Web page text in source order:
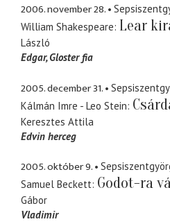
2006. november 28.
William Shakespeare Lear
László
Edgar Gloster fia
2005. december 31.
Kálmán Imre - Leo Stein
Keresztes Attila
Edvin herceg
2005. október 9.
Samuel Beckett Godot-ra
Gábor
Vladimir